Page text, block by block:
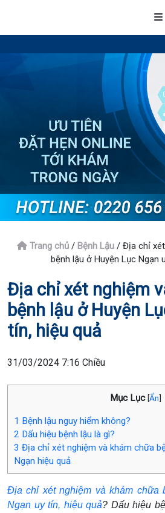
Trang chủ/ Bệnh Lậu/ Địa chỉ
bệnh lậu ở Huyện Lục Ngạn
Địa chỉ xét nghiệm
bệnh lậu ở Huyện
tín, hiệu quả
31/03/2024 7:16 Chiều
Mục Lục [Ẩn]
1 Bệnh lậu nguy hiểm không?
2 Dấu hiệu bệnh lậu là gì?
3 Địa chỉ xét nghiệm và khám chữa
Ngạn hiệu quả
Địa chỉ xét nghiệm và khám chữa
Ngạn uy tín, hiệu quả? Dấu hiệu